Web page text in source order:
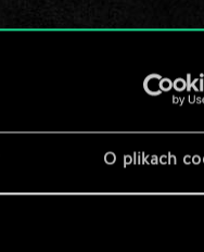
O plikach